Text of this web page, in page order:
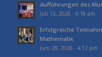
Aufführungen des
Juli 13, 2026 - 9:18 am
Erfolgreiche
Mathematik
Juni 28, 2026 - 4:12 pm